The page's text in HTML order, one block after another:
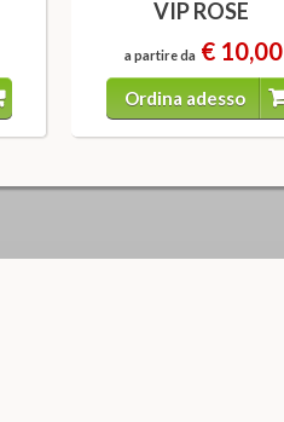
VIP ROSE
a partire da € 10,00
Ordina adesso